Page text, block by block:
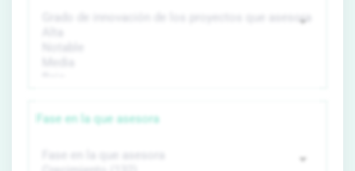
Fase en la que asesora